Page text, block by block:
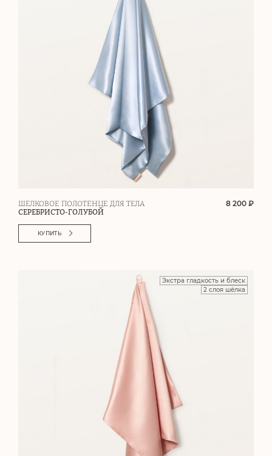
ШЕЛКОВОЕ ПОЛОТЕНЦЕ ДЛЯ ТЕЛА
СЕРЕБРИСТО-ГОЛУБОЙ
8 200 ₽
КУПИТЬ
Экстра гладкость и блеск
2 слоя шёлка